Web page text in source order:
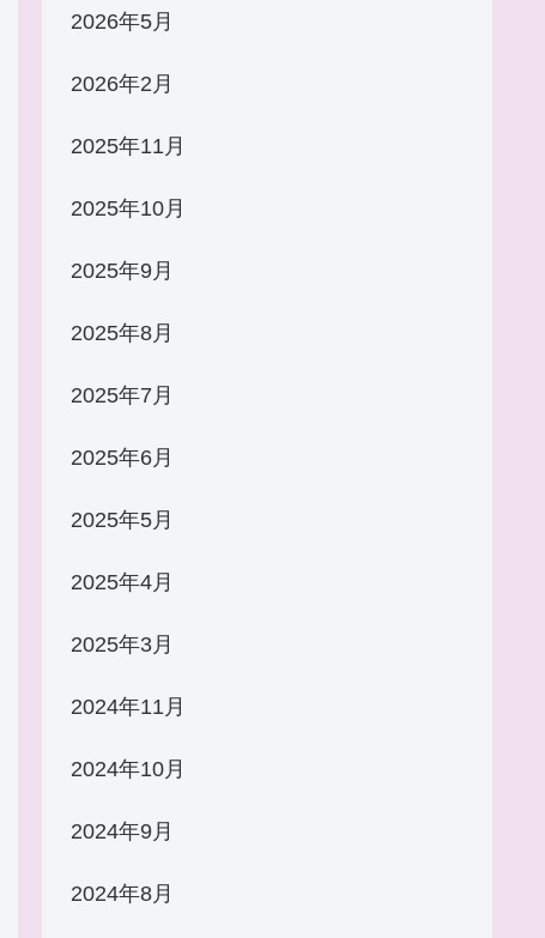
2026年5月
2026年2月
2025年11月
2025年10月
2025年9月
2025年8月
2025年7月
2025年6月
2025年5月
2025年4月
2025年3月
2024年11月
2024年10月
2024年9月
2024年8月